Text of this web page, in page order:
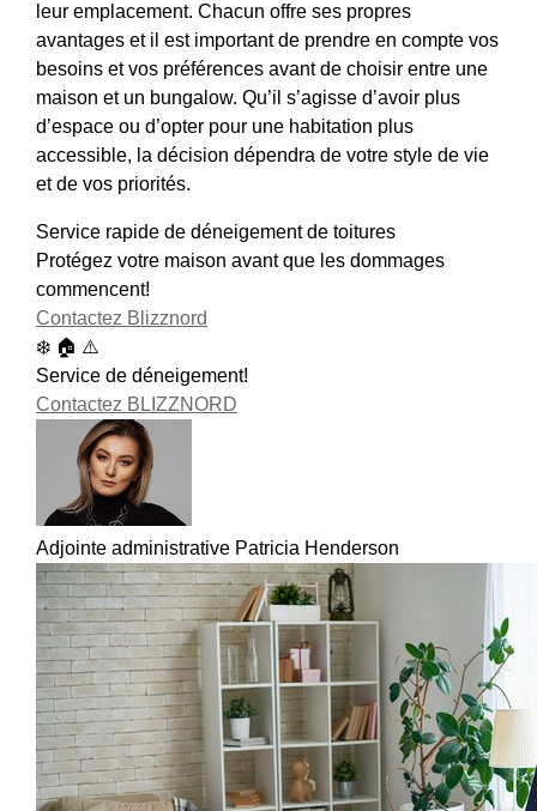
leur emplacement. Chacun offre ses propres
avantages et il est important de prendre en compte vos
besoins et vos préférences avant de choisir entre une
maison et un bungalow. Qu’il s’agisse d’avoir plus
d’espace ou d’opter pour une habitation plus
accessible, la décision dépendra de votre style de vie
et de vos priorités.
Service rapide de déneigement de toitures
Protégez votre maison avant que les dommages
commencent!
Contactez Blizznord
❄️ 🏠 ⚠️
Service de déneigement!
Contactez BLIZZNORD
Adjointe administrative Patricia Henderson